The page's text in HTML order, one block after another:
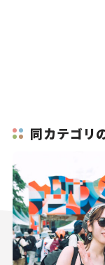
同カテゴリ